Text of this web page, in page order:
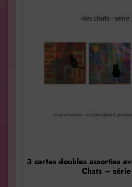
3 cartes doubles assorties
Chats – série